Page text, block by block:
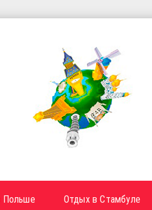
Польше Отдых в Стамбуле